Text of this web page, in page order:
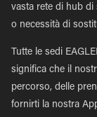
vasta rete di hub di
o necessità di
Tutte le sedi
significa che il
percorso, delle
fornirti la nostra